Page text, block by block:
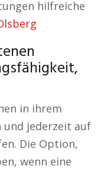
hilfreiche
in ihrem
und jederzeit auf
Die Option,
wenn eine